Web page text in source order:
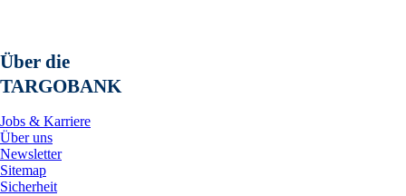
Über die
TARGOBANK
Jobs & Karriere
Über uns
Newsletter
Sitemap
Sicherheit